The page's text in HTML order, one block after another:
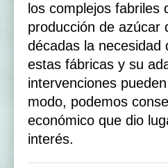
los complejos
producción de azúcar
décadas la necesidad
estas fábricas y su
intervenciones
modo, podemos
económico que dio
interés.